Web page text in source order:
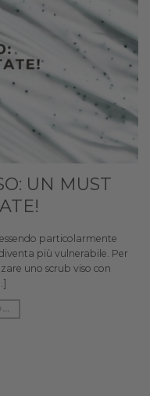
UN MUST
particolarmente
più vulnerabile. Per
uno scrub viso con